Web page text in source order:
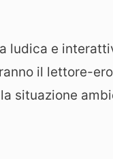
ludica e
il lettore-
situazione